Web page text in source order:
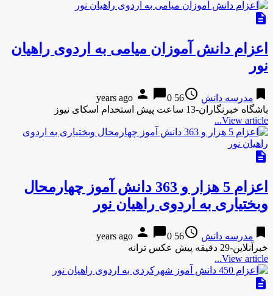
description
اعزام دانش آموزان میامی به اردوی راهیان
نور
bookmark مدرسه دانش access_time
56 years ago
person chat_bubble0
باشگاه خبرنگاران-13 ساعت پیش استخدام اسکای نیوز
View article...
description
اعزام 5 هزار و 363 دانش آموز چهارمحال
وبختیاری به اردوی راهیان نور
bookmark مدرسه دانش access_time
56 years ago
person chat_bubble0
خبرآنلاین-29 دقیقه پیش عکس ترانه
View article...
description